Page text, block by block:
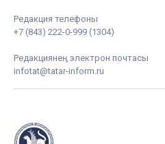
Редакция телефоны
+7 (843) 222-0-999 (1304)
Редакциянең электрон почтасы
infotat@tatar-inform.ru